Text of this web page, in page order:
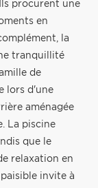
procurent une
en
la
tranquillité
de
lors d'une
aménagée
La piscine
que le
relaxation en
invite à